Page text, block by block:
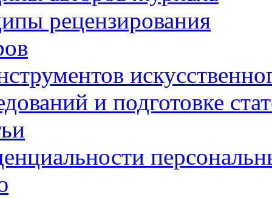
рецензирования
и подготовке